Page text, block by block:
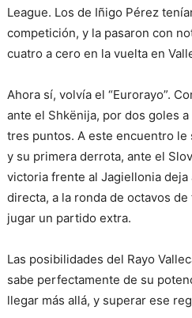
League. Los de Iñigo Pérez
competición, y la pasaron con
cuatro a cero en la vuelta en
Ahora sí, volvía el “Eurorayo”.
ante el Shkënija, por dos goles
tres puntos. A este encuentro le
y su primera derrota, ante el
victoria frente al Jagiellonia
directa, a la ronda de octavos
jugar un partido extra.
Las posibilidades del Rayo
sabe perfectamente de su
llegar más allá, y superar ese